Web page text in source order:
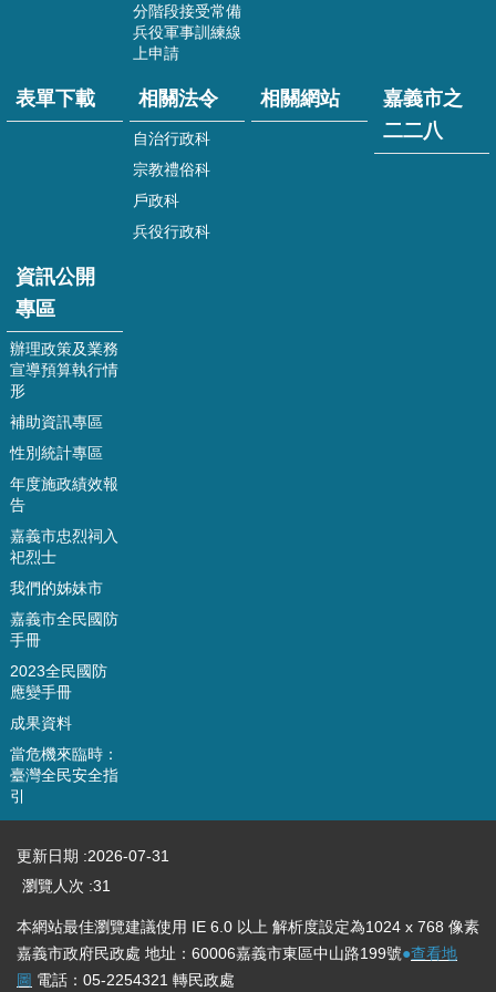
載
關
網
站
嘉
義
市
二
二
八
資
公
開
專
區
回
頁
網
導
覽
嘉
義
市
政
分階段接受常備
兵役軍事訓練線
上申請
表單下載 相關法令
自治行政科
宗教禮俗科
戶政科
兵役行政科
相關網站
嘉義市之
二二八
資訊公開
專區
辦理政策及業務
宣導預算執行情
形
補助資訊專區
性別統計專區
年度施政績效報
告
嘉義市忠烈祠入
祀烈士
我們的姊妹市
嘉義市全民國防
手冊
2023全民國防
應變手冊
成果資料
當危機來臨時：
臺灣全民安全指
引
更新日期 2026-07-31
瀏覽人次 31
本網站最佳瀏覽建議使用 IE 6.0 以上 解析度設定為1024 x 768 像素
嘉義市政府民政處 地址：60006嘉義市東區中山路199號●查看地
圖 電話：05-2254321 轉民政處